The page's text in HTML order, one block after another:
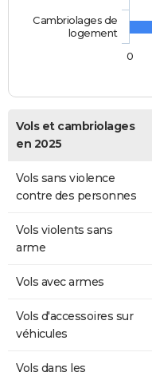
Cambriolages de
logement
0
Vols et cambriolages
en 2025
Vols sans violence
contre des personnes
Vols violents sans
arme
Vols avec armes
Vols d'accessoires sur
véhicules
Vols dans les